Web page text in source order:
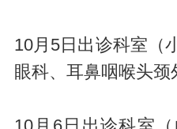
10月5日出诊科室（
眼科、耳鼻咽喉头颈